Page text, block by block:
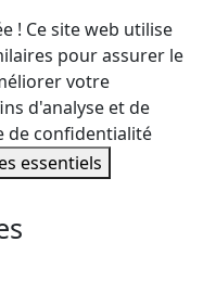
! Ce site web utilise
pour assurer le
votre
d'analyse et de
de confidentialité
essentiels